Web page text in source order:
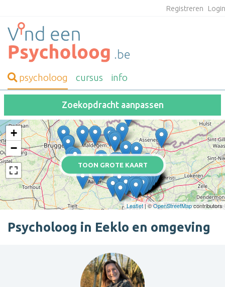
Registreren
psycholoog cursus info
Zoekopdracht aanpassen
TOON GROTE KAART
+
−
Leaflet| ©OpenStreetMapcontributors
Psycholoog in Eeklo en omgeving